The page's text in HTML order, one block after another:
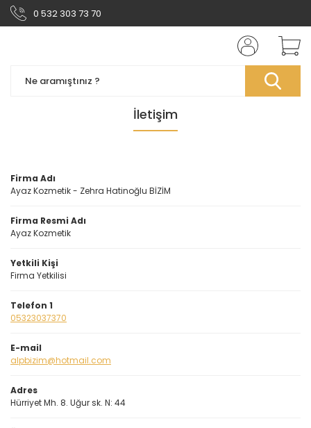
0 532 303 73 70
İletişim
Firma Adı
Ayaz Kozmetik - Zehra Hatinoğlu BİZİM
Firma Resmi Adı
Ayaz Kozmetik
Yetkili Kişi
Firma Yetkilisi
Telefon 1
05323037370
E-mail
alpbizim@hotmail.com
Adres
Hürriyet Mh. 8. Uğur sk. N: 44